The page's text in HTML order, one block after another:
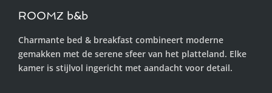
ROOMZ b&b
Charmante bed & breakfast combineert moderne
gemakken met de serene sfeer van het platteland. Elke
kamer is stijlvol ingericht met aandacht voor detail.